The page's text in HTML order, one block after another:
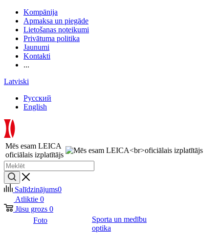
Kompānija
Apmaksa un piegāde
Lietošanas noteikumi
Privātuma politika
Jaunumi
Kontakti
...
Latviski
Русский
English
Mēs esam LEICA
oficiālais izplatītājs
Salīdzinājums0
Atliktie 0
Jūsu grozs 0
Foto
Sporta un medību
optika